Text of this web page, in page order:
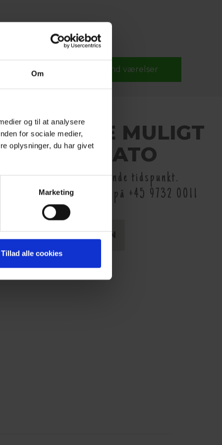
Om
og til at analysere
for sociale medier,
oplysninger, du har givet
Marketing
Tillad alle cookies
IKKE MULIGT
DATO
online på nuværende tidspunkt.
nærmere information på +45 9732 0011
eller..
DATO I KALENDEREN